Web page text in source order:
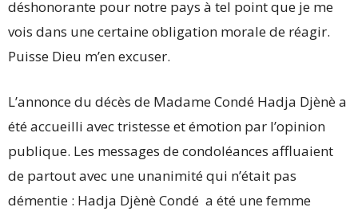
déshonorante pour notre pays à tel point que je me
vois dans une certaine obligation morale de réagir.
Puisse Dieu m’en excuser.
L’annonce du décès de Madame Condé Hadja Djènè a
été accueilli avec tristesse et émotion par l’opinion
publique. Les messages de condoléances affluaient
de partout avec une unanimité qui n’était pas
démentie : Hadja Djènè Condé a été une femme